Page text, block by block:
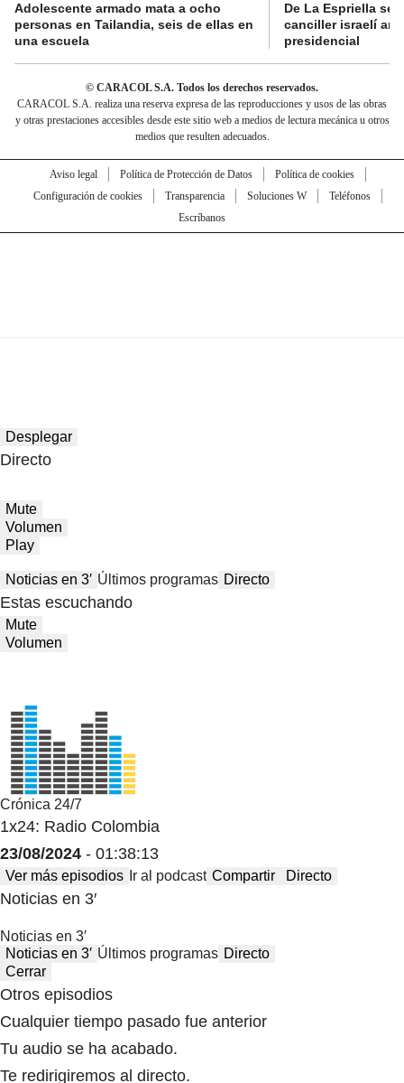
Adolescente armado mata a ocho
personas en Tailandia, seis de ellas en
una escuela
De La Espriella se
canciller israelí
presidencial
© CARACOL S.A. Todos los derechos reservados.
CARACOL S.A. realiza una reserva expresa de las reproducciones y usos de las obras
y otras prestaciones accesibles desde este sitio web a medios de lectura mecánica u otros
medios que resulten adecuados.
Aviso legal Política de Protección de Datos
Política de cookies
Configuración de cookies
Transparencia Soluciones W
Teléfonos
Escríbanos
Desplegar
Directo
Mute
Volumen
Play
Noticias en 3′ Últimos programas Directo
Estas escuchando
Mute
Volumen
Crónica 24/7
1x24: Radio Colombia
23/08/2024 - 01:38:13
Ver más episodios Ir al podcast Compartir Directo
Noticias en 3′
Noticias en 3′
Noticias en 3′ Últimos programas Directo
Cerrar
Otros episodios
Cualquier tiempo pasado fue anterior
Tu audio se ha acabado.
Te redirigiremos al directo.